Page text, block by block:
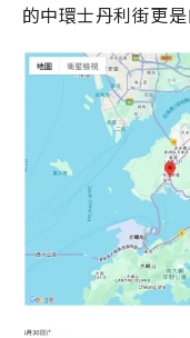
的中環士丹利街更